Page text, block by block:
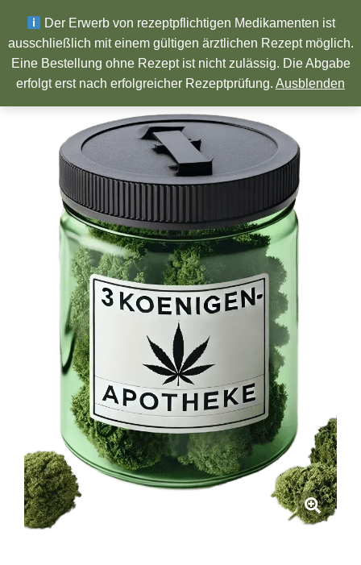
Wir wünschen ein Frohes neues Jahr!
Der Erwerb von rezeptpflichtigen Medikamenten ist
ausschließlich mit einem gültigen ärztlichen Rezept möglich.
Eine Bestellung ohne Rezept ist nicht zulässig. Die Abgabe
erfolgt erst nach erfolgreicher Rezeptprüfung. Ausblenden